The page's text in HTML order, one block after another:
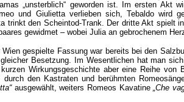
„unsterblich“ geworden ist. Im ersten Akt
und Giulietta verlieben sich, Tebaldo wird
trinkt den Scheintod-Trank. Der dritte Akt spielt
gewidmet – wobei Julia an gebrochenem
gespielte Fassung war bereits bei den
Besetzung. Im Wesentlichen hat man
Wirkungsgeschichte aber eine Reihe von
durch den Kastraten und berühmten
ausgewählt, weiters Romeos Kavatine„Che